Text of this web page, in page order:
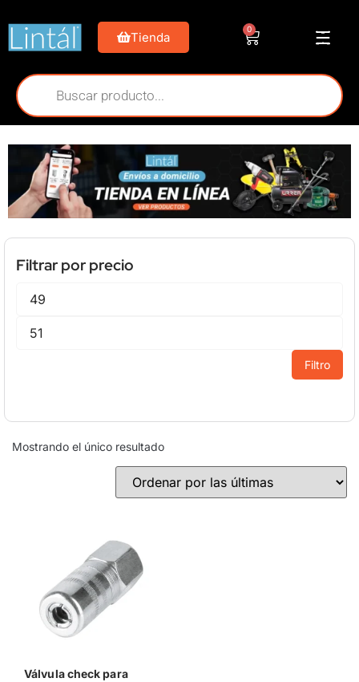
Tienda
0
Filtrar por precio
Filtro
Mostrando el único resultado
Válvula check para